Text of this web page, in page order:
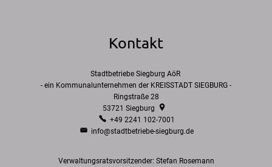
Kontakt
Stadtbetriebe Siegburg AöR
- ein Kommunalunternehmen der KREISSTADT SIEGBURG -
Ringstraße 28
53721 Siegburg
+49 2241 102-7001
info@stadtbetriebe-siegburg.de
Verwaltungsratsvorsitzender: Stefan Rosemann